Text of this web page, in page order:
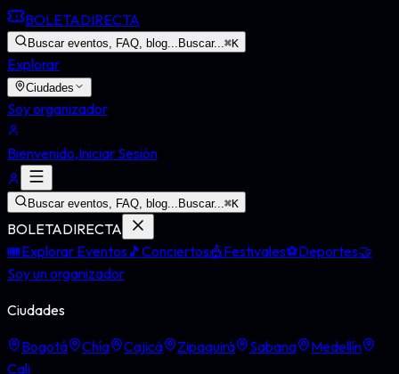
BOLETADIRECTA
Buscar eventos, FAQ, blog... Buscar...⌘K
Explorar
Ciudades
Soy organizador
Bienvenido,Iniciar Sesión
Buscar eventos, FAQ, blog... Buscar...⌘K
BOLETADIRECTA
🎟️Explorar Eventos🎵 Conciertos🎪Festivales⚽Deportes🤝
Soy un organizador
Ciudades
Bogotá Chía Cajicá Zipaquirá Sabana
Medellín
Cali